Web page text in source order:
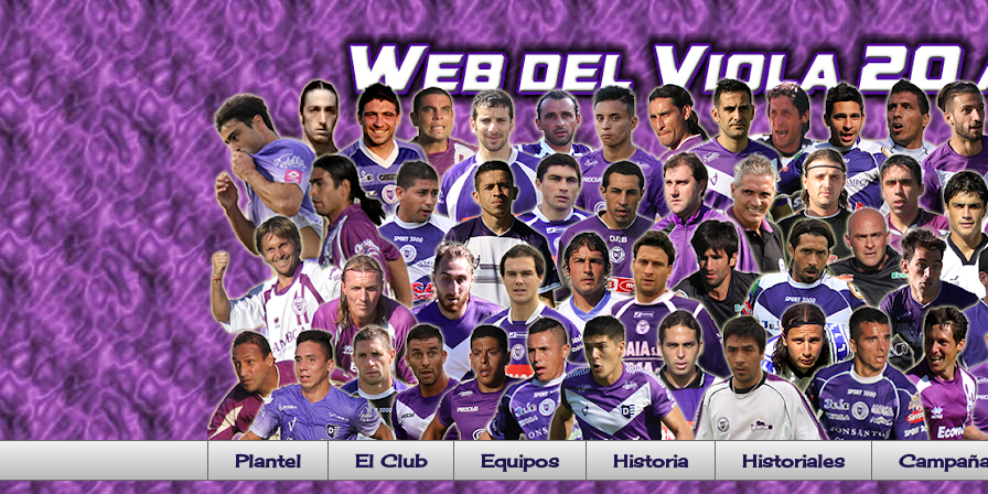
Plantel El Club Equipos Historia Historiales